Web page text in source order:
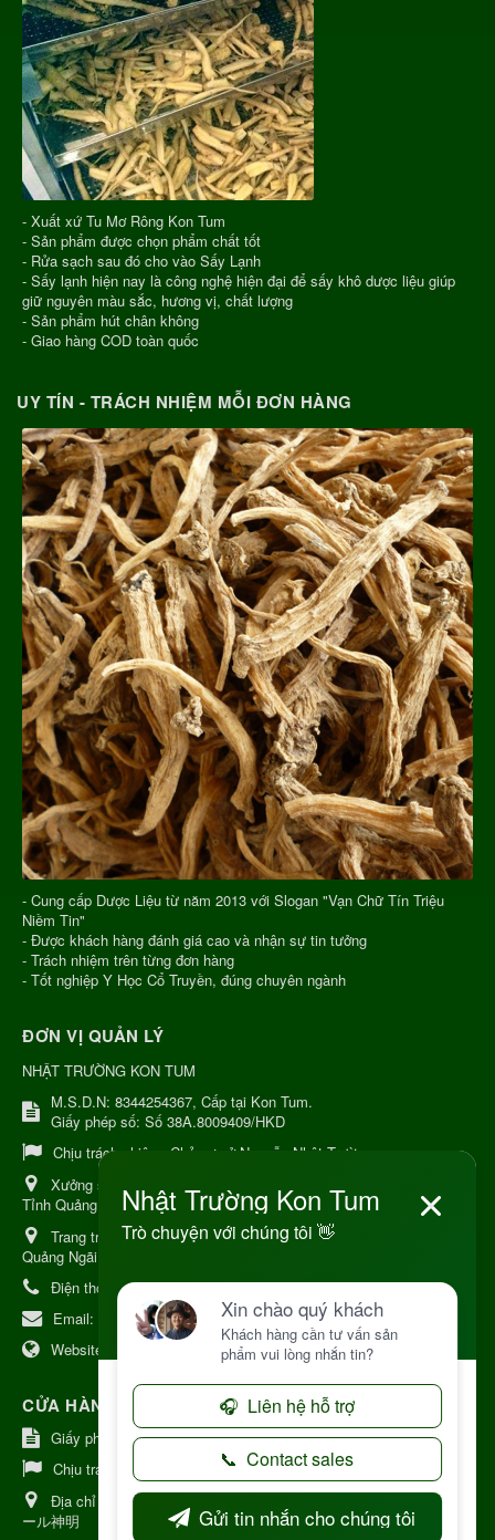
- Xuất xứ Tu Mơ Rông Kon Tum
- Sản phẩm được chọn phẩm chất tốt
- Rửa sạch sau đó cho vào Sấy Lạnh
- Sấy lạnh hiện nay là công nghệ hiện đại để sấy khô dược liệu giúp
giữ nguyên màu sắc, hương vị, chất lượng
- Sản phẩm hút chân không
- Giao hàng COD toàn quốc
UY TÍN - TRÁCH NHIỆM MỖI ĐƠN HÀNG
- Cung cấp Dược Liệu từ năm 2013 với Slogan "Vạn Chữ Tín Triệu
Niềm Tin"
- Được khách hàng đánh giá cao và nhận sự tin tưởng
- Trách nhiệm trên từng đơn hàng
- Tốt nghiệp Y Học Cổ Truyền, đúng chuyên ngành
ĐƠN VỊ QUẢN LÝ
NHẬT TRƯỜNG KON TUM
M.S.D.N: 8344254367, Cấp tại Kon Tum.
Giấy phép số: Số 38A.8009409/HKD
Chịu trách nhiệm: Chủ cơ sở Nguyễn Nhật Trường
Xưởng sản xuất:
Tỉnh Quảng Ngải
Trang trại Dược Liệu Hữu Cơ:Khu 37 Hộ Xã Măng Đen Tỉnh
Quảng Ngãi
Điện thoại:+84 906968923
Email:
kinhdoanh@nhattruongkontum.com
Website:
https://www.nhattruongkontum.com
CỬA HÀNG GIỚI THIỆU TẠI NHẬT BẢN
Giấy phép số: 080-9475-1379
Chịu trách nhiệm:
MR THƯƠNG
Địa chỉ Nhật Bản:
日本 愛知県刈谷市神明町6丁目308番地 ファミ
ール神明